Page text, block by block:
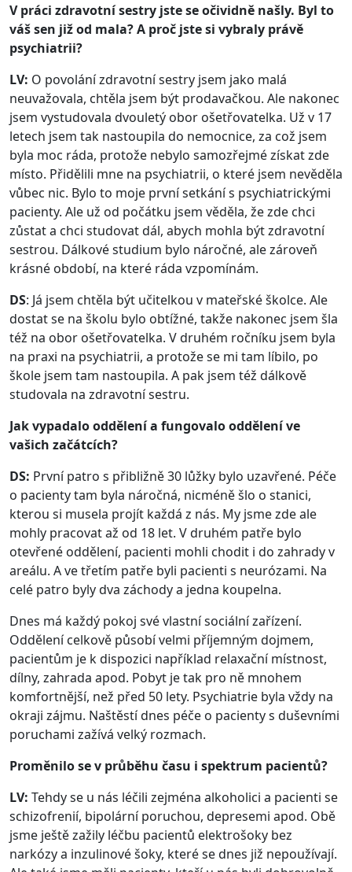
V práci zdravotní sestry jste se očividně našly. Byl to
váš sen již od mala? A proč jste si vybraly právě
psychiatrii?
LV: O povolání zdravotní sestry jsem jako malá
neuvažovala, chtěla jsem být prodavačkou. Ale nakonec
jsem vystudovala dvouletý obor ošetřovatelka. Už v 17
letech jsem tak nastoupila do nemocnice, za což jsem
byla moc ráda, protože nebylo samozřejmé získat zde
místo. Přidělili mne na psychiatrii, o které jsem nevěděla
vůbec nic. Bylo to moje první setkání s psychiatrickými
pacienty. Ale už od počátku jsem věděla, že zde chci
zůstat a chci studovat dál, abych mohla být zdravotní
sestrou. Dálkové studium bylo náročné, ale zároveň
krásné období, na které ráda vzpomínám.
DS: Já jsem chtěla být učitelkou v mateřské školce. Ale
dostat se na školu bylo obtížné, takže nakonec jsem šla
též na obor ošetřovatelka. V druhém ročníku jsem byla
na praxi na psychiatrii, a protože se mi tam líbilo, po
škole jsem tam nastoupila. A pak jsem též dálkově
studovala na zdravotní sestru.
Jak vypadalo oddělení a fungovalo oddělení ve
vašich začátcích?
DS: První patro s přibližně 30 lůžky bylo uzavřené. Péče
o pacienty tam byla náročná, nicméně šlo o stanici,
kterou si musela projít každá z nás. My jsme zde ale
mohly pracovat až od 18 let. V druhém patře bylo
otevřené oddělení, pacienti mohli chodit i do zahrady v
areálu. A ve třetím patře byli pacienti s neurózami. Na
celé patro byly dva záchody a jedna koupelna.
Dnes má každý pokoj své vlastní sociální zařízení.
Oddělení celkově působí velmi příjemným dojmem,
pacientům je k dispozici například relaxační místnost,
dílny, zahrada apod. Pobyt je tak pro ně mnohem
komfortnější, než před 50 lety. Psychiatrie byla vždy na
okraji zájmu. Naštěstí dnes péče o pacienty s duševními
poruchami zažívá velký rozmach.
Proměnilo se v průběhu času i spektrum pacientů?
LV: Tehdy se u nás léčili zejména alkoholici a pacienti se
schizofrenií, bipolární poruchou, depresemi apod. Obě
jsme ještě zažily léčbu pacientů elektrošoky bez
narkózy a inzulinové šoky, které se dnes již nepoužívají.